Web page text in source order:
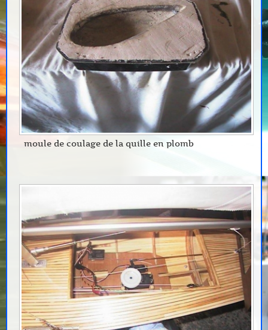
moule de coulage de la quille en plomb